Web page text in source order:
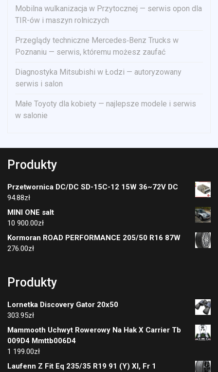
Mobilna wulkanizacja w Przytocznej — serwis opon dla
TIR-ów i maszyn rolniczych
Przeglądy techniczne Mercedes‑Benz Trucks w
Poznaniu — serwis, któremu możesz zaufać
Diagnostyka Mitsubishi w Łodzi — autoryzowany
serwis i salon
Małe Toyoty dla kobiety — najlepsze modele i serwis
w salonie
Produkty
Przetwornica DC/DC SD-15C-12 15W 36~72V DC
94.88zł
MINI ONE salt
10 900.00zł
Kormoran ROAD PERFORMANCE 205/50 R16 87W
276.00zł
Produkty
Lornetka Discovery Gator 20x50
303.95zł
Mammooth Uchwyt Rowerowy Na Hak X Carrier Tb
009D4 Mmttb006D4
1 199.00zł
Laufenn Z Fit Eq 235/35 R19 91 (Y) Xl, Fr 1